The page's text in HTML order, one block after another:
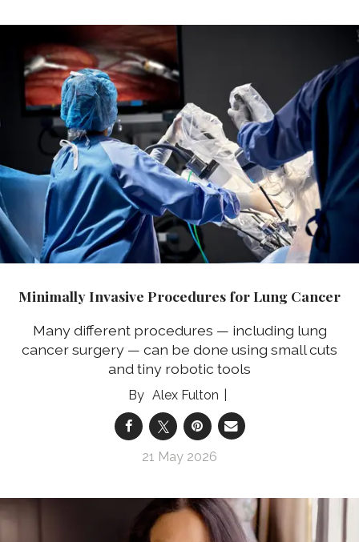
Minimally Invasive Procedures for Lung Cancer
Many different procedures — including lung
cancer surgery — can be done using small cuts
and tiny robotic tools
Alex Fulton
21 May 2026